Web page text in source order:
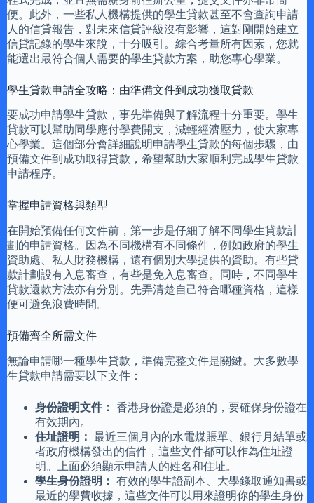
便。此外，一些私人機構提供的學生貸款甚至不會查詢申請
人的信貸報告，對未來信貸評級沒有影響，這對剛開始建立
信貸記錄的學生來說，十分吸引。綜合考量所有因素，您就
能選出最符合個人需要的學生貸款方案，助您專心學業。
學生貸款申請全攻略：由準備文件到成功獲取貸款
要成功申請學生貸款，事先準備與了解流程十分重要。學生
貸款可以幫助同學應付學費開支，減輕經濟壓力，使大家專
心學業。這個部分會詳細說明申請學生貸款的每個步驟，由
預備文件到成功取得貸款，希望幫助大家順利完成學生貸款
申請程序。
掌握申請資格與類型
在開始預備任何文件前，第一步是仔細了解不同學生貸款計
劃的申請資格。因為不同機構有不同條件，例如政府的學生
資助處、私人財務機構，還有個別大學提供的資助。有些貸
款計劃設有入息審查，有些是免入息審查。同時，不同學生
貸款還款方法亦有分別。先弄清楚自己符合哪種資格，這樣
便可避免浪費時間。
預備齊全所需文件
無論申請哪一種學生貸款，準備完整文件是關鍵。大多數學
生貸款申請需要以下文件：
身份證明文件： 香港身份證是必須的，要確保身份證在
有效期內。
住址證明： 最近三個月內的水電煤賬單、銀行月結單或
者政府機構發出的信件，這些文件都可以作為住址證
明。上面必須顯示申請人的姓名和住址。
學生身份證明： 有效的學生證副本、大學錄取通知書或
最近的學費收據，這些文件可以用來證明你的學生身份